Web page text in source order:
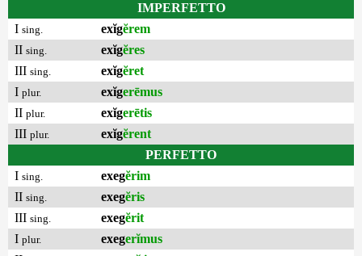
IMPERFETTO
I sing. exĭgĕrem
II sing. exĭgĕres
III sing. exĭgĕret
I plur. exĭgerēmus
II plur. exĭgerētis
III plur. exĭgĕrent
PERFETTO
I sing. exegĕrim
II sing. exegĕris
III sing. exegĕrit
I plur. exegerĭmus